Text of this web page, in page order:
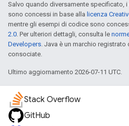
Salvo quando diversamente specificato,
sono concessi in base alla licenza
mentre gli esempi di codice sono
2.0. Per ulteriori dettagli, consulta le
Developers. Java è un marchio
consociate.
Ultimo aggiornamento 2026-07-11 UTC.
Stack Overflow
GitHub